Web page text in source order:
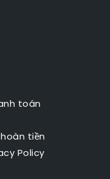
toán
tiền
Policy